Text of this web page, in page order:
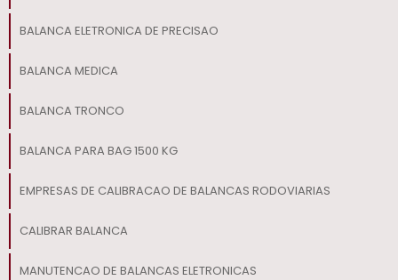
BALANCA ELETRONICA DE PRECISAO
BALANCA MEDICA
BALANCA TRONCO
BALANCA PARA BAG 1500 KG​
EMPRESAS DE CALIBRACAO DE BALANCAS RODOVIARIAS
CALIBRAR BALANCA
MANUTENCAO DE BALANCAS ELETRONICAS